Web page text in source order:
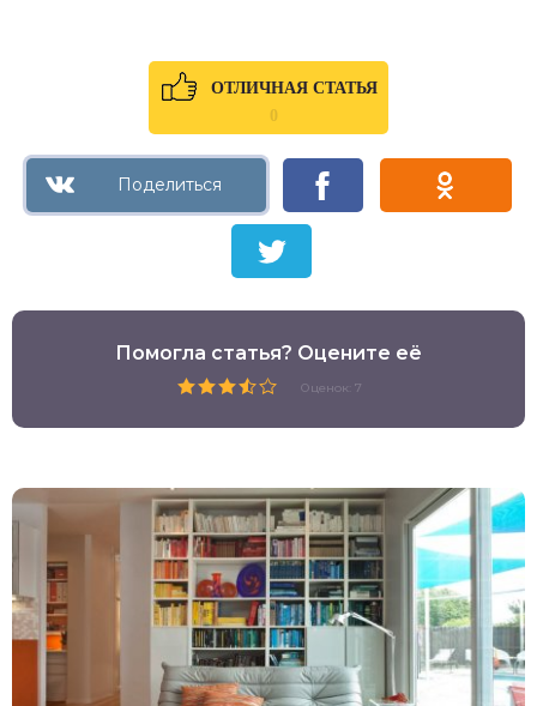
ОТЛИЧНАЯ СТАТЬЯ
0
Помогла статья? Оцените её
Оценок: 7